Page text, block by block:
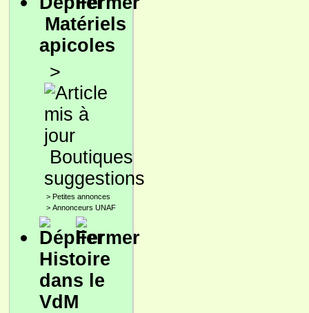
Matériels
apicoles
>
Boutiques
suggestions
> Petites annonces
> Annonceurs UNAF
Histoire
dans le
VdM